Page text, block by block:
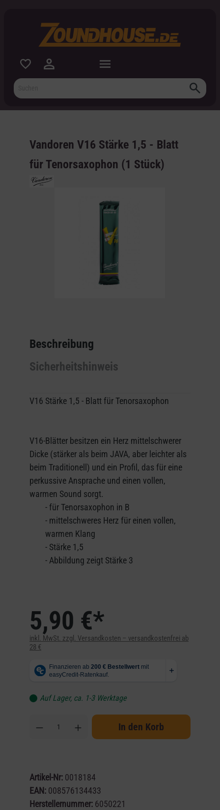
Vandoren V16 Stärke 1,5 - Blatt
für Tenorsaxophon (1 Stück)
Beschreibung
Sicherheitshinweis
V16 Stärke 1,5 - Blatt für Tenorsaxophon
V16-Blätter besitzen ein Herz mittelschwerer
Dicke (stärker als beim JAVA, aber leichter als
beim Traditionell) und ein Profil, das für eine
perkussive Ansprache und einen vollen,
warmen Sound sorgt.
- für Tenorsaxophon in B
- mittelschweres Herz für einen vollen,
warmen Klang
- Stärke 1,5
- Abbildung zeigt Stärke 3
5,90 €*
inkl. MwSt. zzgl. Versandkosten – versandkostenfrei ab
28 €
Auf Lager, ca. 1-3 Werktage
In den Korb
Artikel-Nr: 0018184
EAN: 008576134433
Herstellernummer: 6050221